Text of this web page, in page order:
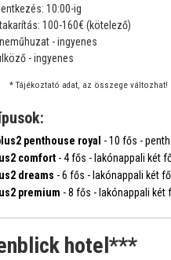
10:00-ig
100-160€ (kötelező)
- ingyenes
- ingyenes
* Tájékoztató adat, az összege változhat!
penthouse royal - 10 fős -
comfort - 4 fős - lakónappali két
dreams - 6 fős - lakónappali két
premium - 8 fős - lakónappali két
hotel***